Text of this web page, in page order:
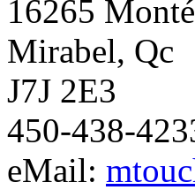
16265
Mirabel, Qc
J7J 2E3
450-438-
eMail: